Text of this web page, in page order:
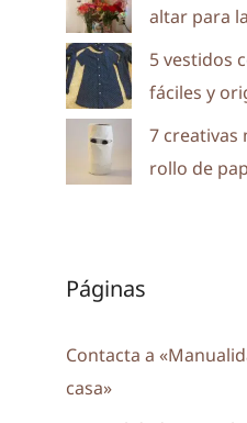
altar para
5 vestidos
fáciles y
7 creativas
rollo de
Páginas
Contacta a
casa»